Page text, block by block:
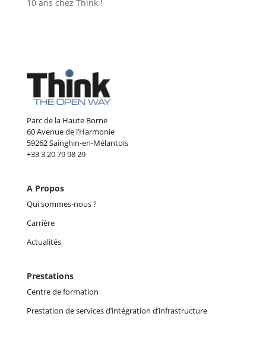
10 ans chez Think !
Parc de la Haute Borne
60 Avenue de l’Harmonie
59262 Sainghin-en-Mélantois
+33 3 20 79 98 29
A Propos
Qui sommes-nous ?
Carrière
Actualités
Prestations
Centre de formation
Prestation de services d’intégration d’infrastructure